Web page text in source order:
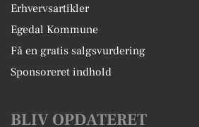
Erhvervsartikler
Egedal Kommune
Få en gratis salgsvurdering
Sponsoreret indhold
BLIV OPDATERET